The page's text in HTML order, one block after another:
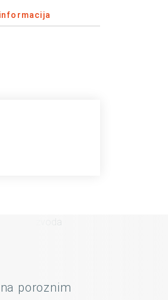
poroznim